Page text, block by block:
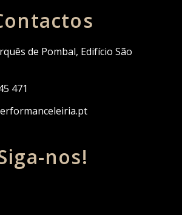
de Pombal, Edifício São
471
nos!